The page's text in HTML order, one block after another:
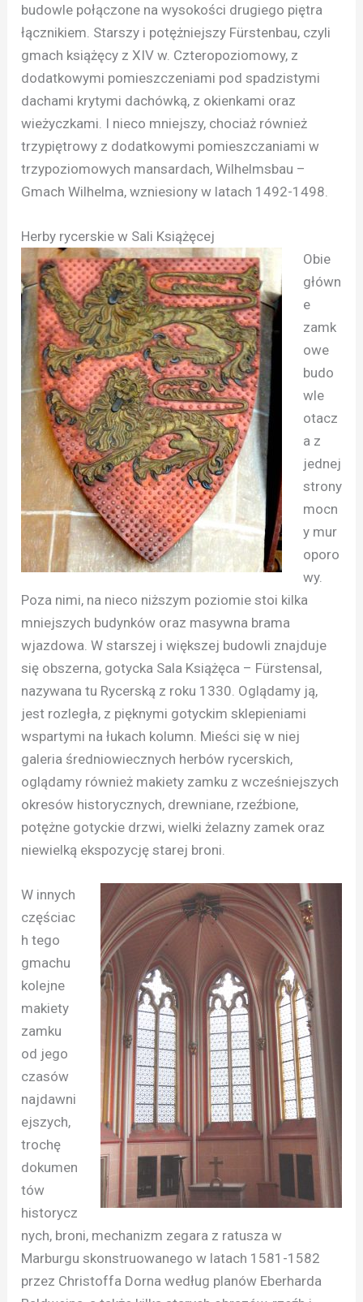
budowle połączone na wysokości drugiego piętra
łącznikiem. Starszy i potężniejszy Fürstenbau, czyli
gmach książęcy z XIV w. Czteropoziomowy, z
dodatkowymi pomieszczeniami pod spadzistymi
dachami krytymi dachówką, z okienkami oraz
wieżyczkami. I nieco mniejszy, chociaż również
trzypiętrowy z dodatkowymi pomieszczaniami w
trzypoziomowych mansardach, Wilhelmsbau –
Gmach Wilhelma, wzniesiony w latach 1492-1498.
Herby rycerskie w Sali Książęcej
Obie
główn
e
zamk
owe
budo
wle
otacz
a z
jednej
strony
mocn
y mur
oporo
wy.
Poza nimi, na nieco niższym poziomie stoi kilka
mniejszych budynków oraz masywna brama
wjazdowa. W starszej i większej budowli znajduje
się obszerna, gotycka Sala Książęca – Fürstensal,
nazywana tu Rycerską z roku 1330. Oglądamy ją,
jest rozległa, z pięknymi gotyckim sklepieniami
wspartymi na łukach kolumn. Mieści się w niej
galeria średniowiecznych herbów rycerskich,
oglądamy również makiety zamku z wcześniejszych
okresów historycznych, drewniane, rzeźbione,
potężne gotyckie drzwi, wielki żelazny zamek oraz
niewielką ekspozycję starej broni.
W innych
częściac
h tego
gmachu
kolejne
makiety
zamku
od jego
czasów
najdawni
ejszych,
trochę
dokumen
tów
historycz
nych, broni, mechanizm zegara z ratusza w
Marburgu skonstruowanego w latach 1581-1582
przez Christoffa Dorna według planów Eberharda